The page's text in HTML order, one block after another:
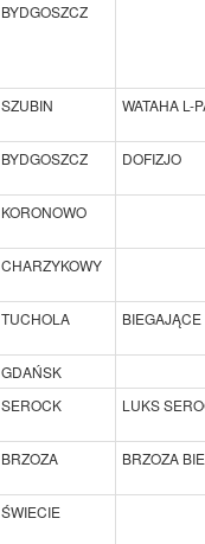
BYDGOSZCZ
SZUBIN WATAHA L-
BYDGOSZCZ DOFIZJO
KORONOWO
CHARZYKOWY
TUCHOLA
GDAŃSK
SEROCK LUKS
BRZOZA BRZOZA
ŚWIECIE